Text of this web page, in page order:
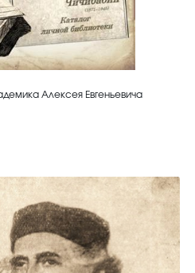
Алексея Евгеньевича